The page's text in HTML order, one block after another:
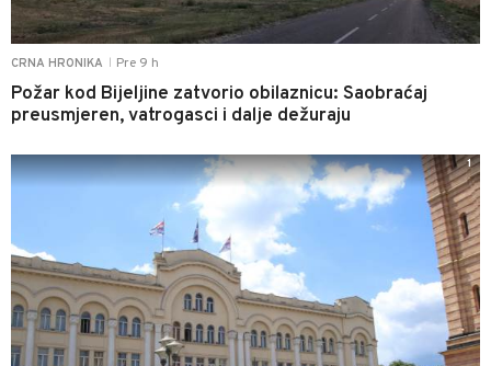
CRNA HRONIKA Pre 9 h
Požar kod Bijeljine zatvorio obilaznicu: Saobraćaj
preusmjeren, vatrogasci i dalje dežuraju
1